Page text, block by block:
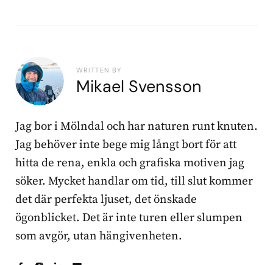
WRITTEN BY
Mikael Svensson
Jag bor i Mölndal och har naturen runt knuten.
Jag behöver inte bege mig långt bort för att
hitta de rena, enkla och grafiska motiven jag
söker. Mycket handlar om tid, till slut kommer
det där perfekta ljuset, det önskade
ögonblicket. Det är inte turen eller slumpen
som avgör, utan hängivenheten.